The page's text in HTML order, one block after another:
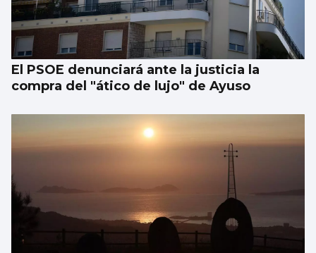
BALONCESTO
Sandra Martínez guía a España a
semifinales
El PSOE denunciará ante la justicia la
compra del "ático de lujo" de Ayuso